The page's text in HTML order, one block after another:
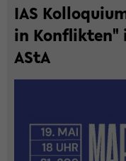
IAS
in Kon­flik­ten"
AStA